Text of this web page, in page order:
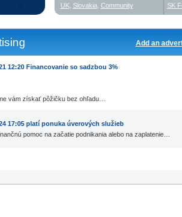
Add an
12:20 Financovanie so sadzbou 3%
vám získať pôžičku bez ohľadu…
17:05 platí ponuka úverových služieb
pomoc na začatie podnikania alebo na zaplatenie…
UK, Slovakia Community SK